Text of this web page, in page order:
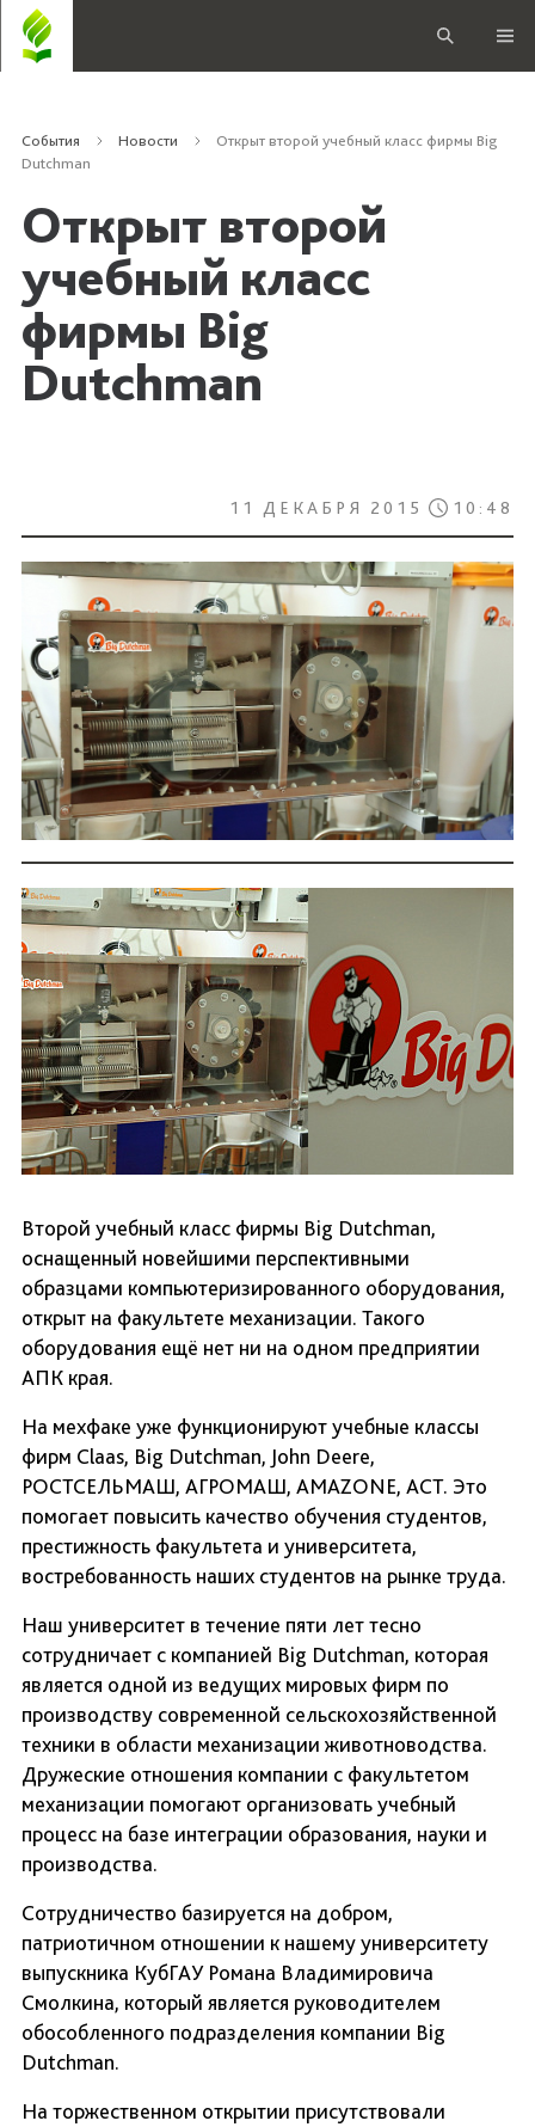
События Новости
Открыт второй учебный класс фирмы Big
Dutchman
Открыт второй
учебный класс
фирмы Big
Dutchman
11 ДЕКАБРЯ 2015 10:48
Второй учебный класс фирмы Big Dutchman,
оснащенный новейшими перспективными
образцами компьютеризированного оборудования,
открыт на факультете механизации. Такого
оборудования ещё нет ни на одном предприятии
АПК края.
На мехфаке уже функционируют учебные классы
фирм Claas, Big Dutchman, John Deere,
РОСТСЕЛЬМАШ, АГРОМАШ, AMAZONE, АСТ. Это
помогает повысить качество обучения студентов,
престижность факультета и университета,
востребованность наших студентов на рынке труда.
Наш университет в течение пяти лет тесно
сотрудничает с компанией Big Dutchman, которая
является одной из ведущих мировых фирм по
производству современной сельскохозяйственной
техники в области механизации животноводства.
Дружеские отношения компании с факультетом
механизации помогают организовать учебный
процесс на базе интеграции образования, науки и
производства.
Сотрудничество базируется на добром,
патриотичном отношении к нашему университету
выпускника КубГАУ Романа Владимировича
Смолкина, который является руководителем
обособленного подразделения компании Big
Dutchman.
На торжественном открытии присутствовали